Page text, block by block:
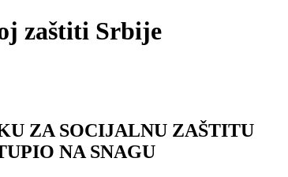
zaštiti Srbije
ZA SOCIJALNU ZAŠTITU
NA SNAGU